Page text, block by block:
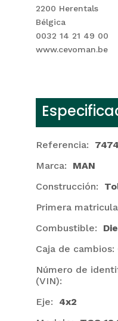
2200 Herentals
Bélgica
0032 14 21 49 00
www.cevoman.be
Referencia:
7474
Marca:
MAN
Construcción:
Primera
Combustible:
Caja de cambios:
Número de
(VIN):
Eje:
4x2